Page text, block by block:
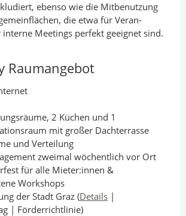
ebenso wie die Mitbenutzung
die etwa für Veran­
Meetings perfekt geeignet sind.
Raumangebot
2 Küchen und 1
mit großer Dachterrasse
und Verteilung
zweimal wöchentlich vor Ort
für alle Mieter:innen &
Workshops
der Stadt Graz (Details |
| Förderrichtlinie)